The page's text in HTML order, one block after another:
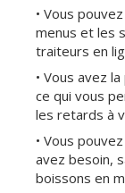
• Vous
menus et les
traiteurs en
• Vous avez
ce qui vous
les retards à
• Vous pouvez
avez besoin,
boissons en